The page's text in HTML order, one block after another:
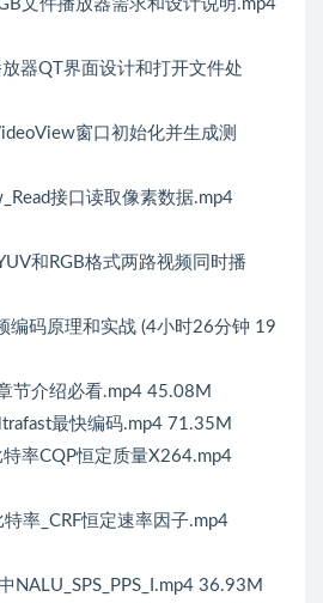
文件播放器需求和设计说明.mp4
器QT界面设计和打开文件处
窗口初始化并生成测
接口读取像素数据.mp4
和RGB格式两路视频同时播
编码原理和实战 (4小时26分钟 19
节介绍必看.mp4 45.08M
最快编码.mp4 71.35M
率CQP恒定质量X264.mp4
率_CRF恒定速率因子.mp4
36.93M